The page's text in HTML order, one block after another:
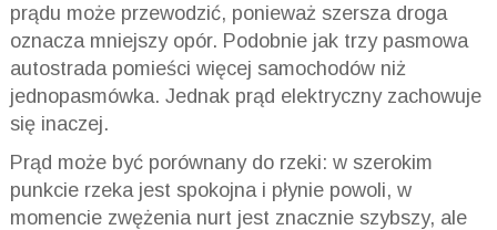
prądu może przewodzić, ponieważ szersza droga
oznacza mniejszy opór. Podobnie jak trzy pasmowa
autostrada pomieści więcej samochodów niż
jednopasmówka. Jednak prąd elektryczny zachowuje
się inaczej.
Prąd może być porównany do rzeki: w szerokim
punkcie rzeka jest spokojna i płynie powoli, w
momencie zwężenia nurt jest znacznie szybszy, ale